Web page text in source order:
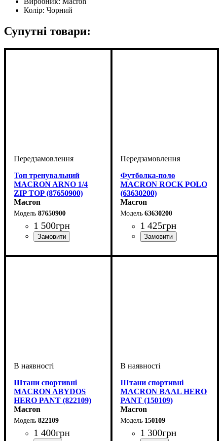
Колір: Чорний
Супутні товари:
Топ тренувальний
MACRON ARNO 1/4
ZIP TOP (87650900)
Macron
87650900
1 500грн
Футболка-поло
MACRON ROCK POLO
(63630200)
Macron
63630200
1 425грн
Штани спортивні
MACRON ABYDOS
HERO PANT (822109)
Macron
822109
1 400грн
Штани спортивні
MACRON BAAL HERO
PANT (150109)
Macron
150109
1 300грн